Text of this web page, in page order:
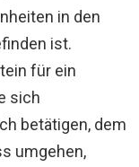
in den
ist.
für ein
sich
betätigen, dem
umgehen,